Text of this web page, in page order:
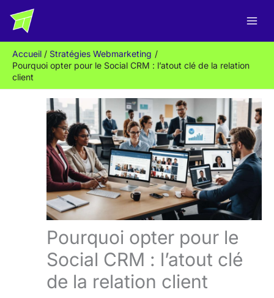
Accueil
Stratégies Webmarketing
Pourquoi opter pour le Social CRM : l’atout clé de la relation
client
Pourquoi opter pour le
Social CRM : l’atout clé
de la relation client
e
c
h
e